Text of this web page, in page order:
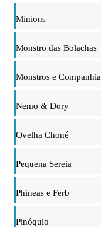
Minions
Monstro das Bolachas
Monstros e Companhia
Nemo & Dory
Ovelha Choné
Pequena Sereia
Phineas e Ferb
Pinóquio